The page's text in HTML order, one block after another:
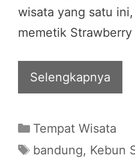
wisata yang satu
memetik
Selengkapnya
Categories
Tempat Wisata
Tags
bandung, Kebun